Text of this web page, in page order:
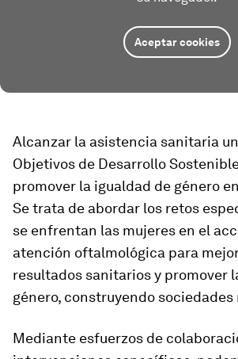
Aceptar cookies
Alcanzar la asistencia sanitaria
Objetivos de Desarrollo
promover la igualdad de género
Se trata de abordar los retos
se enfrentan las mujeres en el
atención oftalmológica para
resultados sanitarios y promover
género, construyendo sociedades
Mediante esfuerzos de